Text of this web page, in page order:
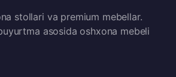
stollari va premium mebellar.
asosida oshxona mebeli